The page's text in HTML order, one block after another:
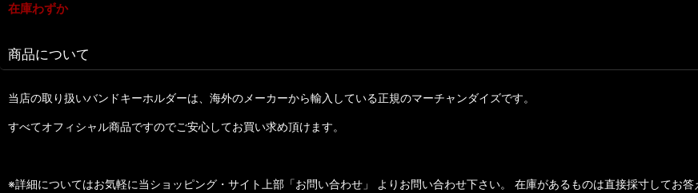
在庫わずか
商品について
当店の取り扱いバンドキーホルダーは、海外のメーカーから輸入している正規のマーチャンダイズです。
すべてオフィシャル商品ですのでご安心してお買い求め頂けます。
※詳細についてはお気軽に当ショッピング・サイト上部「お問い合わせ」 よりお問い合わせ下さい。 在庫があるものは直接採寸してお答